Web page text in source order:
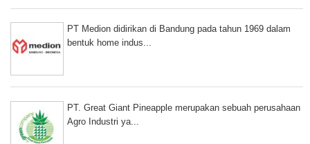
PT Medion didirikan di Bandung pada tahun 1969 dalam
bentuk home indus...
PT. Great Giant Pineapple merupakan sebuah perusahaan
Agro Industri ya...